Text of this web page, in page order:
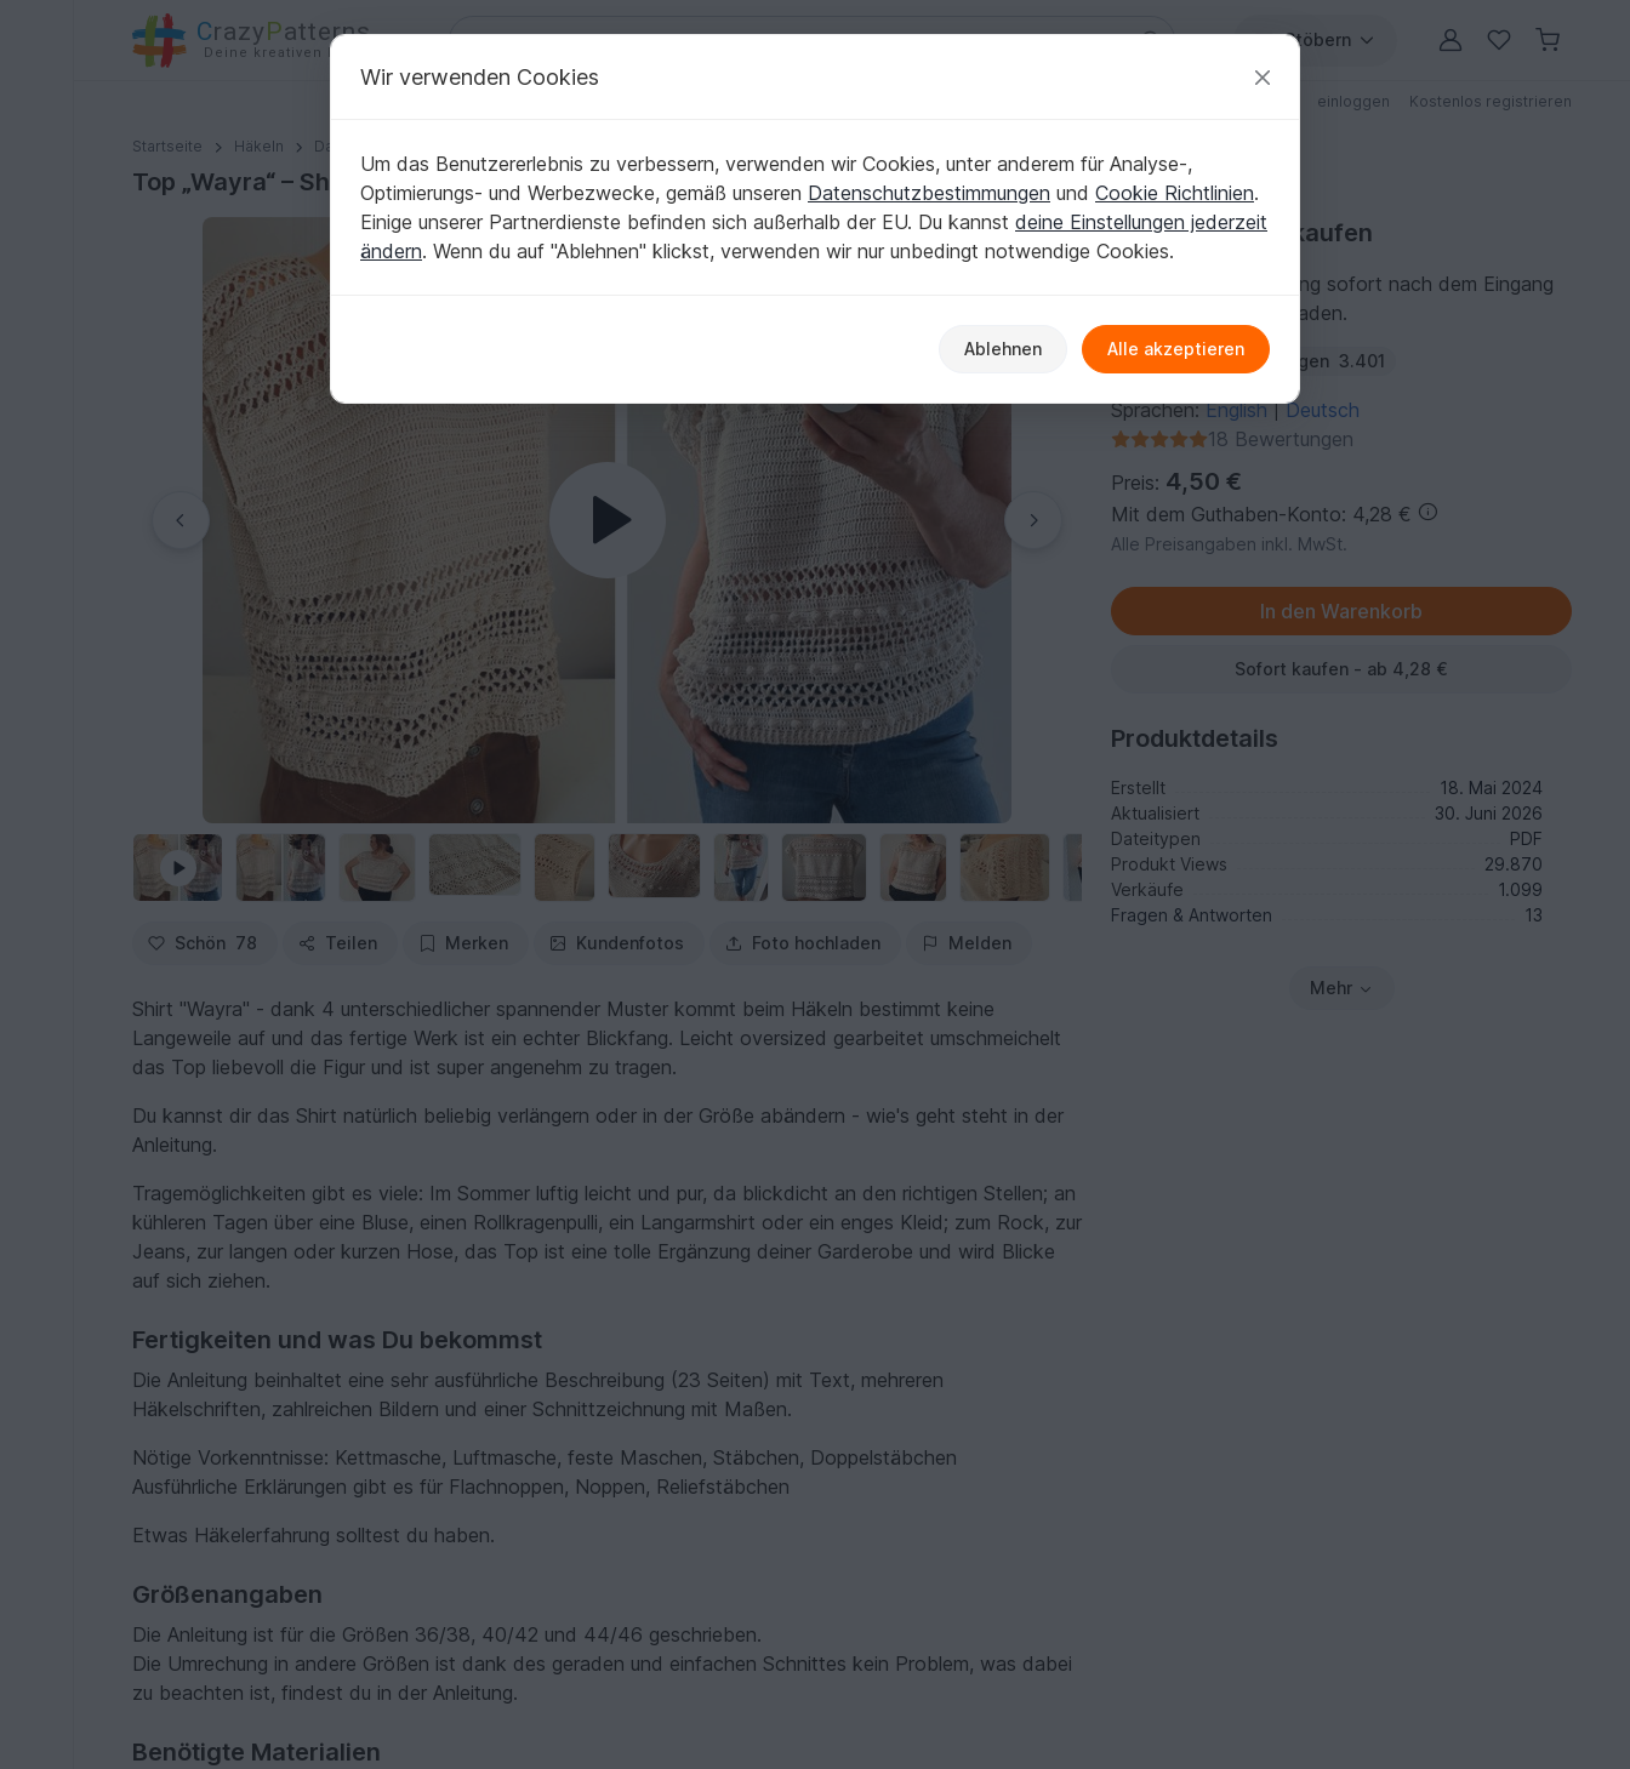
CrazyPatterns
Deine kreativen Ideen
Stöbern
einloggen Kostenlos registrieren
Startseite Häkeln Damen
Top „Wayra“ – Shirt mit Mustermix
Top „Wayra“ – Shirt mit Mustermix
Schön 78 Teilen Merken Kundenfotos Foto hochladen Melden
Shirt "Wayra" - dank 4 unterschiedlicher spannender Muster kommt beim Häkeln bestimmt keine
Langeweile auf und das fertige Werk ist ein echter Blickfang. Leicht oversized gearbeitet umschmeichelt
das Top liebevoll die Figur und ist super angenehm zu tragen.
Du kannst dir das Shirt natürlich beliebig verlängern oder in der Größe abändern - wie's geht steht in der
Anleitung.
Tragemöglichkeiten gibt es viele: Im Sommer luftig leicht und pur, da blickdicht an den richtigen Stellen; an
kühleren Tagen über eine Bluse, einen Rollkragenpulli, ein Langarmshirt oder ein enges Kleid; zum Rock, zur
Jeans, zur langen oder kurzen Hose, das Top ist eine tolle Ergänzung deiner Garderobe und wird Blicke
auf sich ziehen.
Fertigkeiten und was Du bekommst
Die Anleitung beinhaltet eine sehr ausführliche Beschreibung (23 Seiten) mit Text, mehreren
Häkelschriften, zahlreichen Bildern und einer Schnittzeichnung mit Maßen.
Nötige Vorkenntnisse: Kettmasche, Luftmasche, feste Maschen, Stäbchen, Doppelstäbchen
Ausführliche Erklärungen gibt es für Flachnoppen, Noppen, Reliefstäbchen
Etwas Häkelerfahrung solltest du haben.
Größenangaben
Die Anleitung ist für die Größen 36/38, 40/42 und 44/46 geschrieben.
Die Umrechung in andere Größen ist dank des geraden und einfachen Schnittes kein Problem, was dabei
zu beachten ist, findest du in der Anleitung.
Benötigte Materialien
Häkelanleitung kaufen
Du kannst die Anleitung sofort nach dem Eingang
der Zahlung herunterladen.
Autor: Elke Eder Folgen 3.401
Sprachen:English| Deutsch
18 Bewertungen
Preis: 4,50 €
Mit dem Guthaben-Konto: 4,28 €
Alle Preisangaben inkl. MwSt.
Sofort kaufen - ab 4,28 €
Produktdetails
Erstellt
18. Mai 2024
Aktualisiert
30. Juni 2026
Dateitypen
PDF
Produkt Views
29.870
Verkäufe
1.099
Fragen & Antworten
13
Mehr
Wir verwenden Cookies
Um das Benutzererlebnis zu verbessern, verwenden wir Cookies, unter anderem für Analyse-,
Optimierungs- und Werbezwecke, gemäß unseren Datenschutzbestimmungen und Cookie Richtlinien.
Einige unserer Partnerdienste befinden sich außerhalb der EU. Du kannst deine Einstellungen jederzeit
ändern. Wenn du auf "Ablehnen" klickst, verwenden wir nur unbedingt notwendige Cookies.
Ablehnen Alle akzeptieren